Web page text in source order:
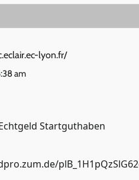
lyon.fr/
am
Startguthaben